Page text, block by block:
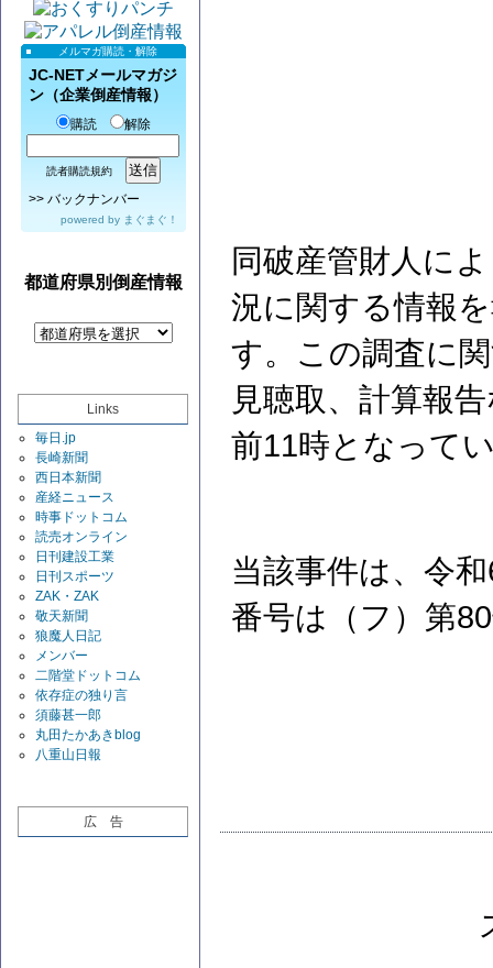
メルマガ購読・解除
JC-NETメールマガジ
ン（企業倒産情報）
購読 解除
読者購読規約
>> バックナンバー
powered by まぐまぐ！
都道府県別倒産情報
Links
毎日.jp
長崎新聞
西日本新聞
産経ニュース
時事ドットコム
読売オンライン
日刊建設工業
日刊スポーツ
ZAK・ZAK
敬天新聞
狼魔人日記
メンバー
二階堂ドットコム
依存症の独り言
須藤甚一郎
丸田たかあきblog
八重山日報
広 告
同破産管財人に
況に関する情報
す。この調査に
見聴取、計算報
前11時となって
当該事件は、令
番号は（フ）第